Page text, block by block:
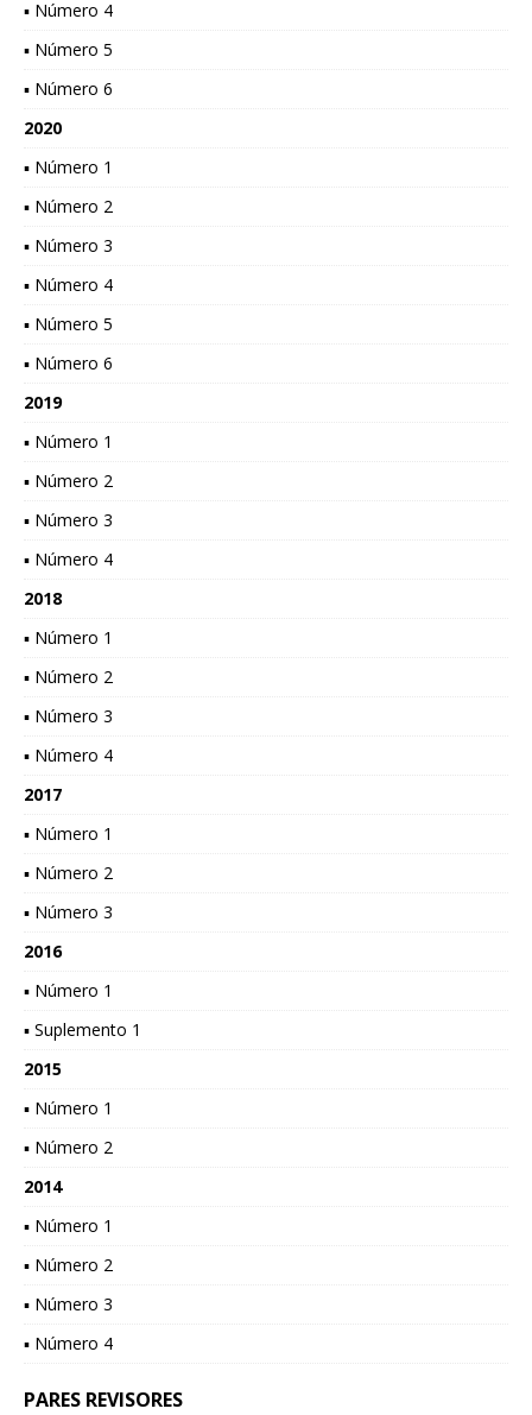
▪ Número 4
▪ Número 5
▪ Número 6
2020
▪ Número 1
▪ Número 2
▪ Número 3
▪ Número 4
▪ Número 5
▪ Número 6
2019
▪ Número 1
▪ Número 2
▪ Número 3
▪ Número 4
2018
▪ Número 1
▪ Número 2
▪ Número 3
▪ Número 4
2017
▪ Número 1
▪ Número 2
▪ Número 3
2016
▪ Número 1
▪ Suplemento 1
2015
▪ Número 1
▪ Número 2
2014
▪ Número 1
▪ Número 2
▪ Número 3
▪ Número 4
PARES REVISORES